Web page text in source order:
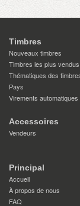
Timbres
Nouveaux timbres
Timbres les plus vendus
Thématiques des
Pays
Virements automatiques
Accessoires
Vendeurs
Principal
Accueil
À propos de nous
FAQ